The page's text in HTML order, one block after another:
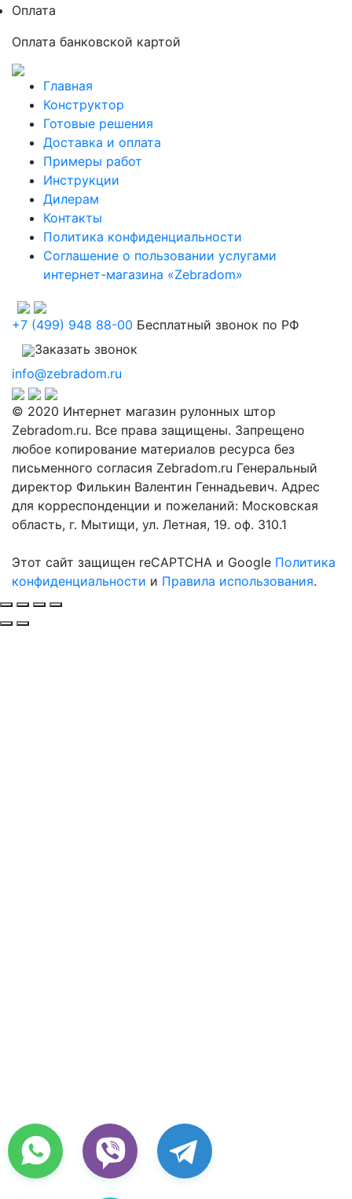
Оплата
Оплата банковской картой
Главная
Конструктор
Готовые решения
Доставка и оплата
Примеры работ
Инструкции
Дилерам
Контакты
Политика конфиденциальности
Соглашение о пользовании услугами
интернет-магазина «Zebradom»
+7 (499) 948 88-00 Бесплатный звонок по РФ
Заказать звонок
info@zebradom.ru
© 2020 Интернет магазин рулонных штор
Zebradom.ru. Все права защищены. Запрещено
любое копирование материалов ресурса без
письменного согласия Zebradom.ru Генеральный
директор Филькин Валентин Геннадьевич. Адрес
для корреспонденции и пожеланий: Московская
область, г. Мытищи, ул. Летная, 19. оф. 310.1
Этот сайт защищен reCAPTCHA и Google Политика
конфиденциальности и Правила использования.